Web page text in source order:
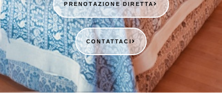
PRENOTAZIONE DIRETTA
CONTATTACI